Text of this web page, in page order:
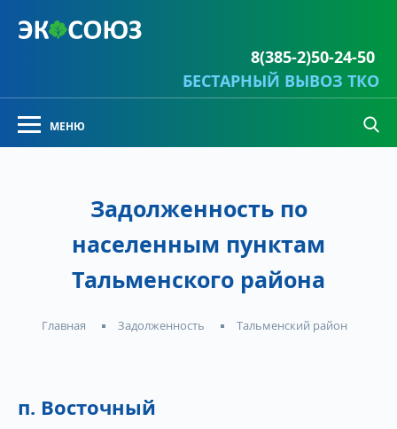
8(385-2)50-24-50
БЕСТАРНЫЙ ВЫВОЗ ТКО
Задолженность по
населенным пунктам
Тальменского района
Главная Задолженность Тальменский район
п. Восточный